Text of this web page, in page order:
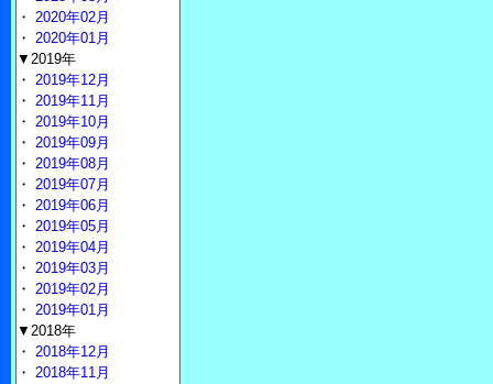
・ 2020年02月
・ 2020年01月
▼2019年
・ 2019年12月
・ 2019年11月
・ 2019年10月
・ 2019年09月
・ 2019年08月
・ 2019年07月
・ 2019年06月
・ 2019年05月
・ 2019年04月
・ 2019年03月
・ 2019年02月
・ 2019年01月
▼2018年
・ 2018年12月
・ 2018年11月